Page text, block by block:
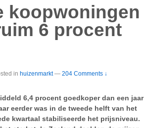
koopwoningen
6 procent
in huizenmarkt — 204 Comments ↓
6,4 procent goedkoper dan een jaar
eerder was in de tweede helft van het
kwartaal stabiliseerde het prijsniveau.